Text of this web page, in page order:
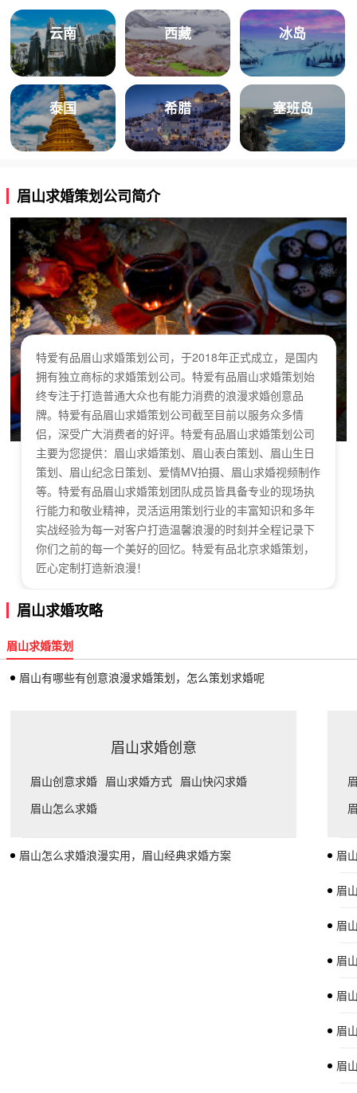
云南 西藏 冰岛
泰国 希腊 塞班岛
眉山求婚策划公司简介
特爱有品眉山求婚策划公司，于2018年正式成立，是国内
拥有独立商标的求婚策划公司。特爱有品眉山求婚策划始
终专注于打造普通大众也有能力消费的浪漫求婚创意品
牌。特爱有品眉山求婚策划公司截至目前以服务众多情
侣，深受广大消费者的好评。特爱有品眉山求婚策划公司
主要为您提供：眉山求婚策划、眉山表白策划、眉山生日
策划、眉山纪念日策划、爱情MV拍摄、眉山求婚视频制作
等。特爱有品眉山求婚策划团队成员皆具备专业的现场执
行能力和敬业精神，灵活运用策划行业的丰富知识和多年
实战经验为每一对客户打造温馨浪漫的时刻并全程记录下
你们之前的每一个美好的回忆。特爱有品北京求婚策划，
匠心定制打造新浪漫！
眉山求婚攻略
眉山求婚策划
眉山有哪些有创意浪漫求婚策划，怎么策划求婚呢
眉山求婚创意
眉山创意求婚 眉山求婚方式 眉山快闪求婚
眉山怎么求婚
眉山怎么求婚浪漫实用，眉山经典求婚方案 眉
眉
眉
眉
眉
眉
眉